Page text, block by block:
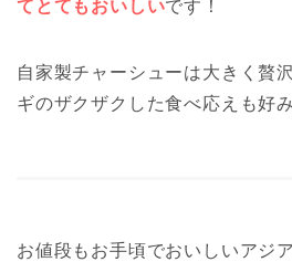
てとてもおいしいです！
自家製チャーシューは大きく贅
ギのザクザクした食べ応えも好
お値段もお手頃でおいしいアジ